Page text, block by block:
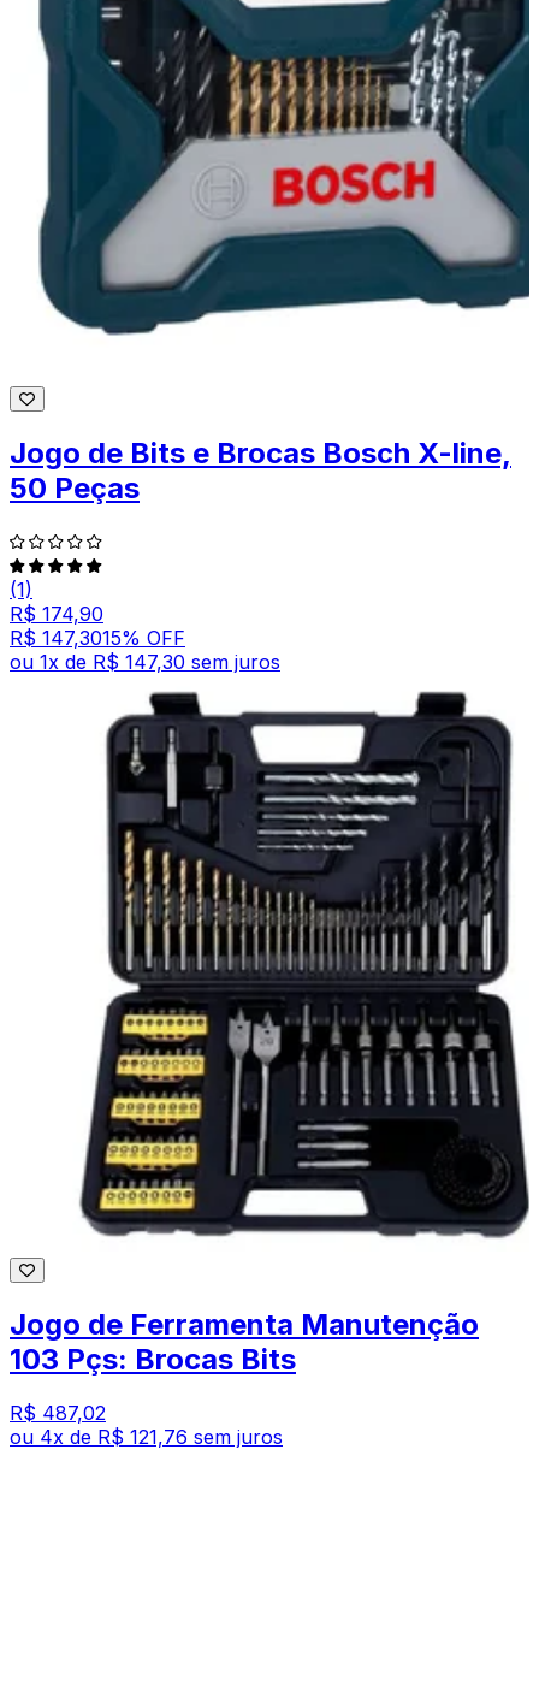
Jogo de Bits e Brocas Bosch X-line,
50 Peças
(1)
R$ 174,90
R$ 147,3015% OFF
ou 1x de R$ 147,30 sem juros
Jogo de Ferramenta Manutenção
103 Pçs: Brocas Bits
R$ 487,02
ou 4x de R$ 121,76 sem juros